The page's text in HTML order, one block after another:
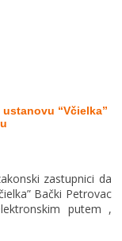
“Včielka”
zastupnici da
Bački Petrovac
putem ,